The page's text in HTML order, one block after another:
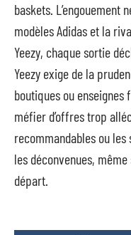
baskets. L’engouement
modèles Adidas et la
Yeezy, chaque sortie
Yeezy exige de la
boutiques ou
méfier d’offres trop
recommandables ou
les déconvenues,
départ.